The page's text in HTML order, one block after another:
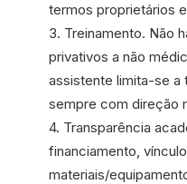
termos proprietários
3. Treinamento. Não
privativos a não
assistente limita-se a
sempre com direção
4. Transparência
financiamento,
materiais/